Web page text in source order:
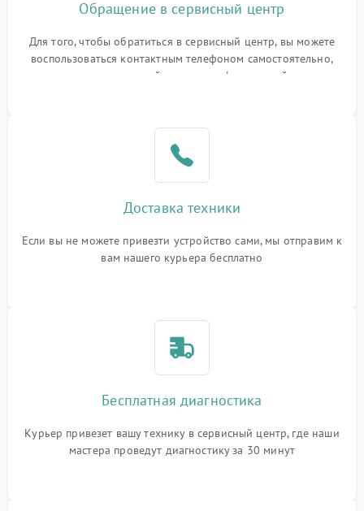
Обращение в сервисный центр
Для того, чтобы обратиться в сервисный центр, вы можете
воспользоваться контактным телефоном самостоятельно,
или оставить свой номер телефона на сайте
Доставка техники
Если вы не можете привезти устройство сами, мы отправим к
вам нашего курьера бесплатно
Бесплатная диагностика
Курьер привезет вашу технику в сервисный центр, где наши
мастера проведут диагностику за 30 минут